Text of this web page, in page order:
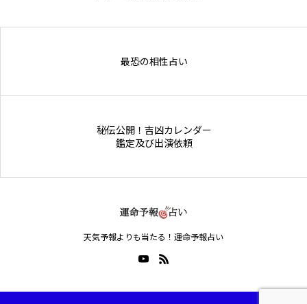
最恐の相性占い
秘伝公開！吉凶カレンダー
鑑定及び出演依頼
天気予報よりも当たる！運命予報占い